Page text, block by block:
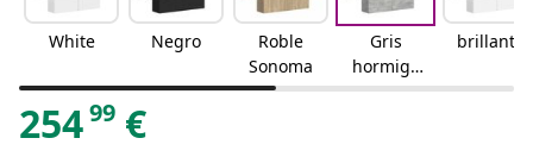
White Negro
Roble
Sonoma
Gris
hormigó
n
brillante
25499 €